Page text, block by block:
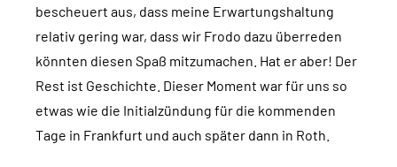
bescheuert aus, dass meine Erwartungshaltung
relativ gering war, dass wir Frodo dazu überreden
könnten diesen Spaß mitzumachen. Hat er aber! Der
Rest ist Geschichte. Dieser Moment war für uns so
etwas wie die Initialzündung für die kommenden
Tage in Frankfurt und auch später dann in Roth.